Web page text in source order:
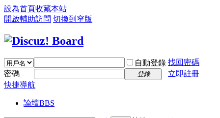
設為首頁收藏本站
開啟輔助訪問 切換到窄版
自動登錄 找回密碼
密碼
登錄
立即註冊
快捷導航
論壇BBS